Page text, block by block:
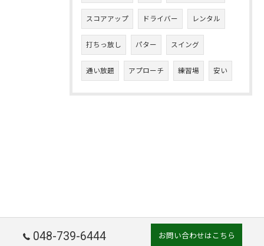
スコアアップ ドライバー レンタル
打ちっ放し パター スイング
通い放題 アプローチ 練習場 安い
048-739-6444 お問い合わせはこちら